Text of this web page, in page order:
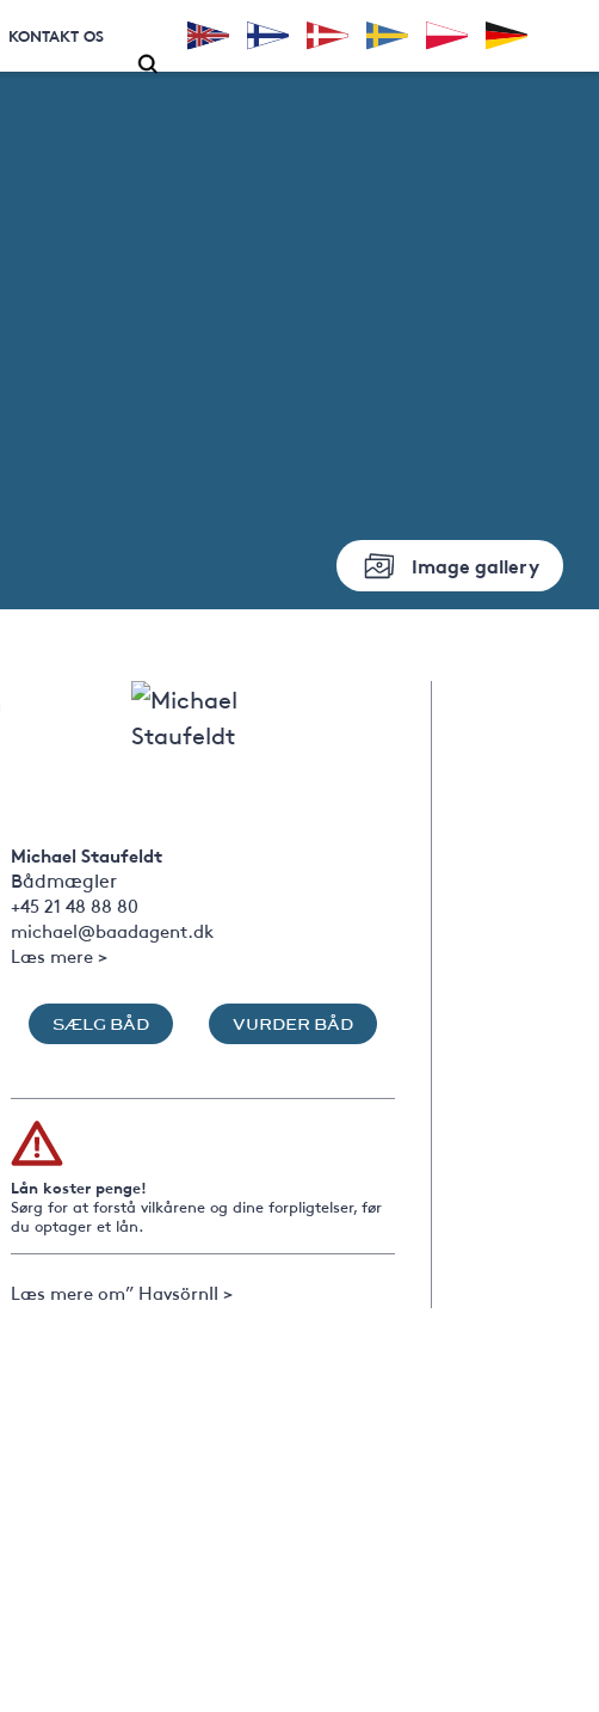
KONTAKT OS
Image gallery
Michael Staufeldt
Bådmægler
+45 21 48 88 80
michael@baadagent.dk
Læs mere >
SÆLG BÅD VURDER BÅD
Lån koster penge!
Sørg for at forstå vilkårene og dine forpligtelser, før
du optager et lån.
Læs mere om” HavsörnII >